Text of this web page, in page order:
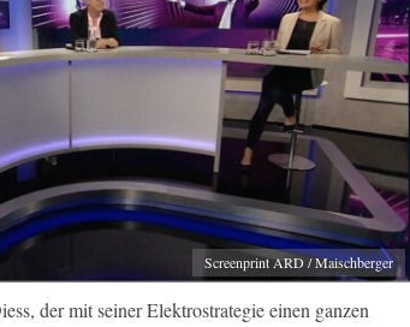
Screenprint ARD / Maischberger
der mit seiner Elektrostrategie einen ganzen